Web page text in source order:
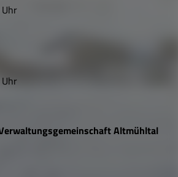
Altmühltal